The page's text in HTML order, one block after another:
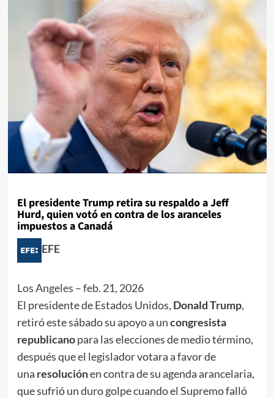
El presidente Trump retira su respaldo a Jeff
Hurd, quien votó en contra de los aranceles
impuestos a Canadá
EFE
Los Angeles –feb. 21, 2026
El presidente de Estados Unidos, Donald Trump,
retiró este sábado su apoyo a uncongresista
republicanopara las elecciones de medio término,
después que el legislador votara a favor de
una resoluciónen contra de su agenda arancelaria,
que sufrió un duro golpe cuando el Supremo falló